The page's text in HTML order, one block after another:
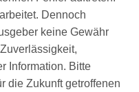
Dennoch
keine Gewähr
Information. Bitte
die Zukunft getroffenen